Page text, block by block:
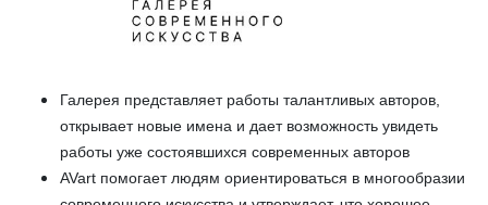
Галерея представляет работы талантливых авторов,
открывает новые имена и дает возможность увидеть
работы уже состоявшихся современных авторов
AVart помогает людям ориентироваться в многообразии